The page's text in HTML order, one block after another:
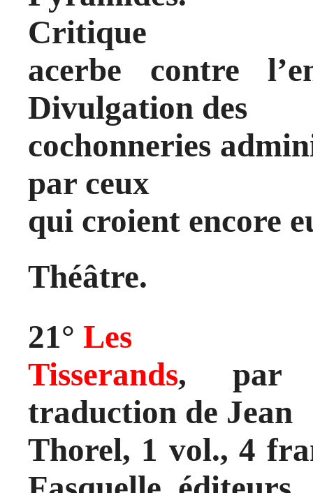
Critique
acerbe contre
Divulgation des
cochonneries
par ceux
qui croient encore
Théâtre.
21° Les
Tisserands, par
traduction de Jean
Thorel, 1 vol., 4